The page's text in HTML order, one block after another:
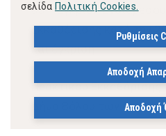
63 Έγκριση Ενδιάμεσου
Εκκαθάρισης κατά την
και έγκριση
Πρακτικού
Δήμο Βόλου των
σελίδα Πολιτική Cookies.
Ρυθμίσεις
Αποδοχή
Αποδοχή